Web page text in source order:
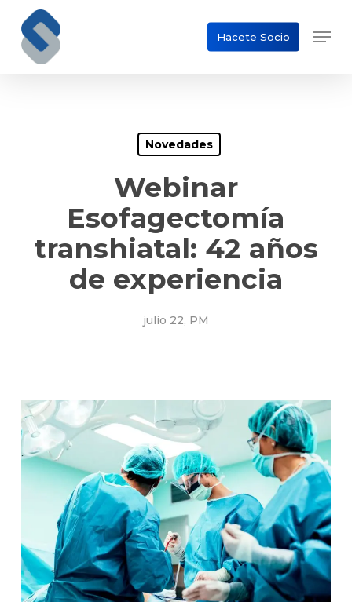
main
Hacete Socio
Novedades
Webinar
Esofagectomía
transhiatal: 42 años
de experiencia
julio 22, PM